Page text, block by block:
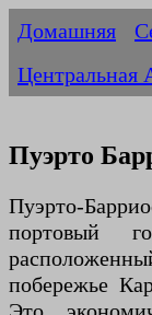
Домашняя
Центральная
Пуэрто
Пуэрто-
портовый
побережье